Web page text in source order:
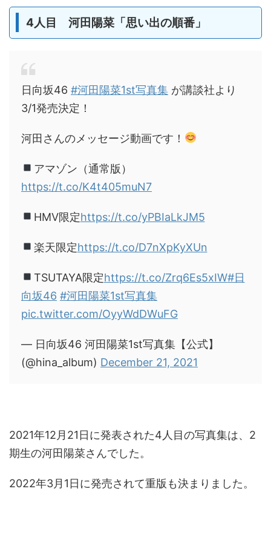
4人目 河田陽菜「思い出の順番」
日向坂46 #河田陽菜1st写真集 が講談社より
3/1発売決定！
河田さんのメッセージ動画です！
アマゾン（通常版）
https://t.co/K4t405muN7
HMV限定https://t.co/yPBIaLkJM5
楽天限定https://t.co/D7nXpKyXUn
TSUTAYA限定https://t.co/Zrq6Es5xIW#日
向坂46 #河田陽菜1st写真集
pic.twitter.com/OyyWdDWuFG
— 日向坂46 河田陽菜1st写真集【公式】
(@hina_album) December 21, 2021
2021年12月21日に発表された4人目の写真集は、2
期生の河田陽菜さんでした。
2022年3月1日に発売されて重版も決まりました。